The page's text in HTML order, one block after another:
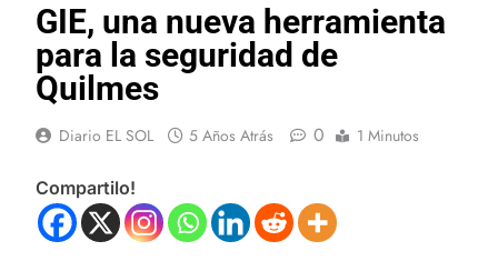
GIE, una nueva herramienta
para la seguridad de
Quilmes
Diario EL SOL 5 Años Atrás 0 1 Minutos
Compartilo!